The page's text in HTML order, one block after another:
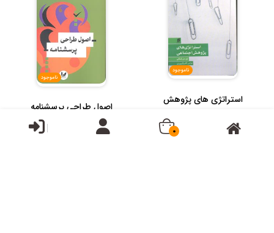
ناموجود
استراتژی های پژوهش
ناموجود
اصول طراحی پرسشنامه
0